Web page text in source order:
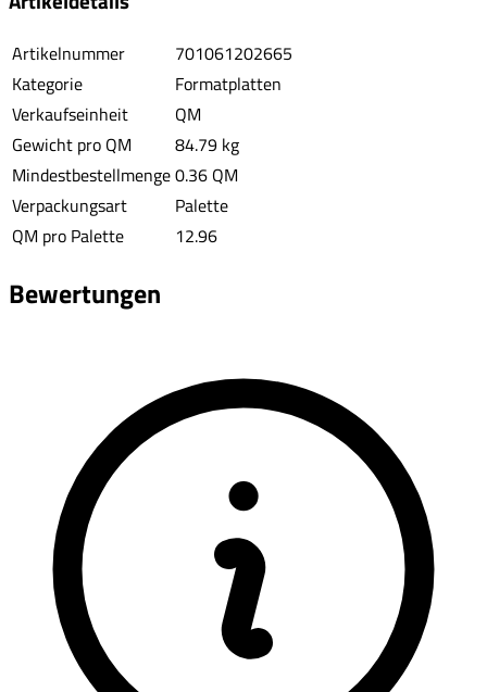
Artikelnummer
701061202665
Kategorie
Formatplatten
Verkaufseinheit
QM
Gewicht pro QM
84.79 kg
Mindestbestellmenge0.36 QM
Verpackungsart
Palette
QM pro Palette
12.96
Bewertungen